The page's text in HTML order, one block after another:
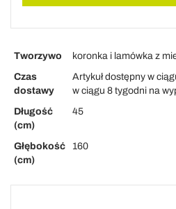
Tworzywo
koronka i lamówka z
Czas
dostawy
Artykuł dostępny w
w ciągu 8 tygodni na
Długość
(cm)
45
Głębokość
(cm)
160